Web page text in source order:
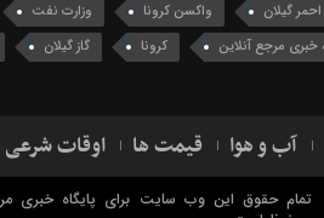
گیلان
واکسن کرونا
وزارت نفت
خبری مرجع آنلاین
کرونا گاز گیلان
آب و هوا قیمت ها اوقات شرعی
تمام حقوق این وب سایت برای پایگاه خبری